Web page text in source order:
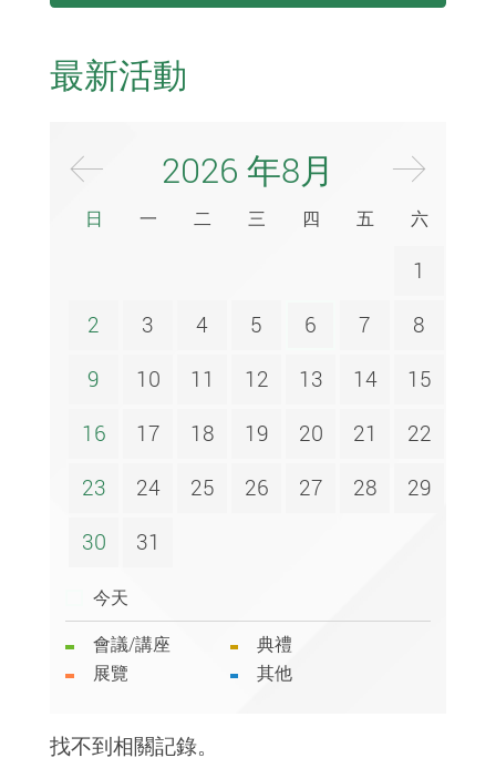
最新活動
上個月 下個
2026 年8月
日 一 二 三 四 五 六
1
2
3 4 5 6 7
8
9
10 11 12 13 14
15
16
17 18 19 20 21
22
23
24 25 26 27 28
29
30
31
今天
會議/講座
典禮
展覽
其他
找不到相關記錄。